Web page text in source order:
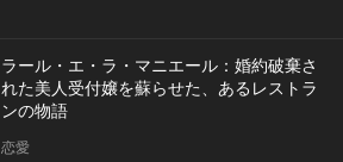
ラール・エ・ラ・マニエール：婚約破棄さ
れた美人受付嬢を蘇らせた、あるレストラ
ンの物語
恋愛